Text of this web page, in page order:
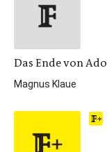
Das Ende von
Magnus Klaue